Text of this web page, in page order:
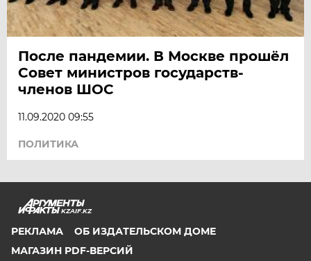
После пандемии. В Москве прошёл
Совет министров государств-
членов ШОС
11.09.2020 09:55
ПОЛИТИКА
KZAIF.KZ
РЕКЛАМА
ОБ ИЗДАТЕЛЬСКОМ ДОМЕ
МАГАЗИН PDF-ВЕРСИЙ